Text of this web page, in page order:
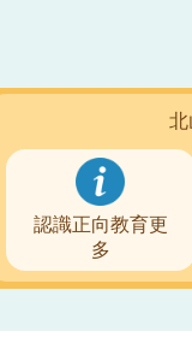
認識正向教育更
多